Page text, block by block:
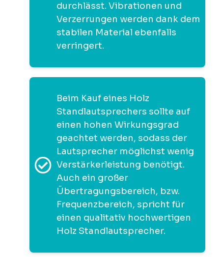
durchlässt. Vibrationen und
Verzerrungen werden dank dem
stabilen Material ebenfalls
verringert.
Beim Kauf eines Holz
Standlautsprechers sollte auf
einen hohen Wirkungsgrad
geachtet werden, sodass der
Lautsprecher möglichst wenig
Verstärkerleistung benötigt.
Auch ein großer
Übertragungsbereich, bzw.
Frequenzbereich, spricht für
einen qualitativ hochwertigen
Holz Standlautsprecher.